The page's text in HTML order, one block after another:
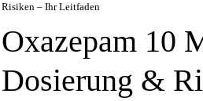
Risiken – Ihr Leitfaden
Oxazepam 10
Dosierung &